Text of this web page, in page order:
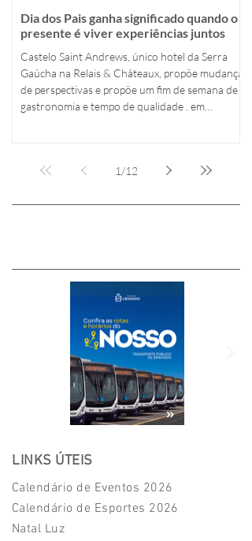
Dia dos Pais ganha significado quando o
presente é viver experiências juntos
Castelo Saint Andrews, único hotel da Serra
Gaúcha na Relais & Châteaux, propõe mudança
de perspectivas e propõe um fim de semana de
gastronomia e tempo de qualidade . em
1 /12
LINKS ÚTEIS
Calendário de Eventos 2026
Calendário de Esportes 2026
Natal Luz